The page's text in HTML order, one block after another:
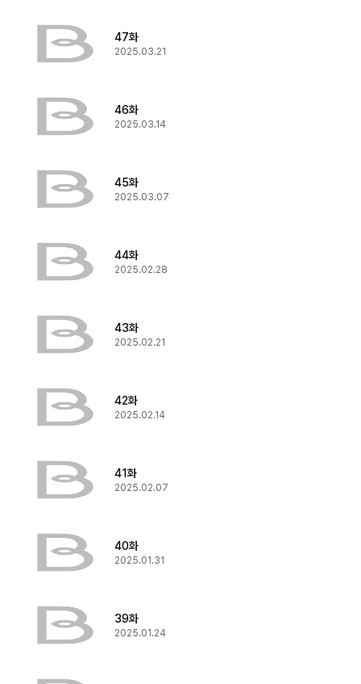
47화
2025.03.21
46화
2025.03.14
45화
2025.03.07
44화
2025.02.28
43화
2025.02.21
42화
2025.02.14
41화
2025.02.07
40화
2025.01.31
39화
2025.01.24